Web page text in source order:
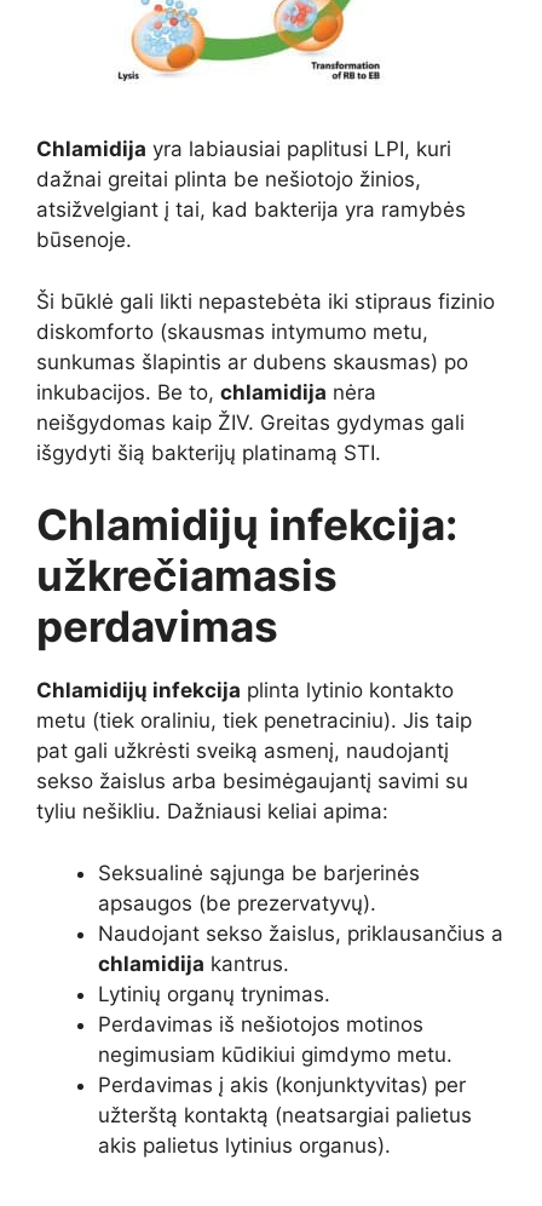
Chlamidija yra labiausiai paplitusi LPI, kuri
dažnai greitai plinta be nešiotojo žinios,
atsižvelgiant į tai, kad bakterija yra ramybės
būsenoje.
Ši būklė gali likti nepastebėta iki stipraus fizinio
diskomforto (skausmas intymumo metu,
sunkumas šlapintis ar dubens skausmas) po
inkubacijos. Be to, chlamidija nėra
neišgydomas kaip ŽIV. Greitas gydymas gali
išgydyti šią bakterijų platinamą STI.
Chlamidijų infekcija:
užkrečiamasis
perdavimas
Chlamidijų infekcija plinta lytinio kontakto
metu (tiek oraliniu, tiek penetraciniu). Jis taip
pat gali užkrėsti sveiką asmenį, naudojantį
sekso žaislus arba besimėgaujantį savimi su
tyliu nešikliu. Dažniausi keliai apima:
Seksualinė sąjunga be barjerinės
apsaugos (be prezervatyvų).
Naudojant sekso žaislus, priklausančius a
chlamidija kantrus.
Lytinių organų trynimas.
Perdavimas iš nešiotojos motinos
negimusiam kūdikiui gimdymo metu.
Perdavimas į akis (konjunktyvitas) per
užterštą kontaktą (neatsargiai palietus
akis palietus lytinius organus).